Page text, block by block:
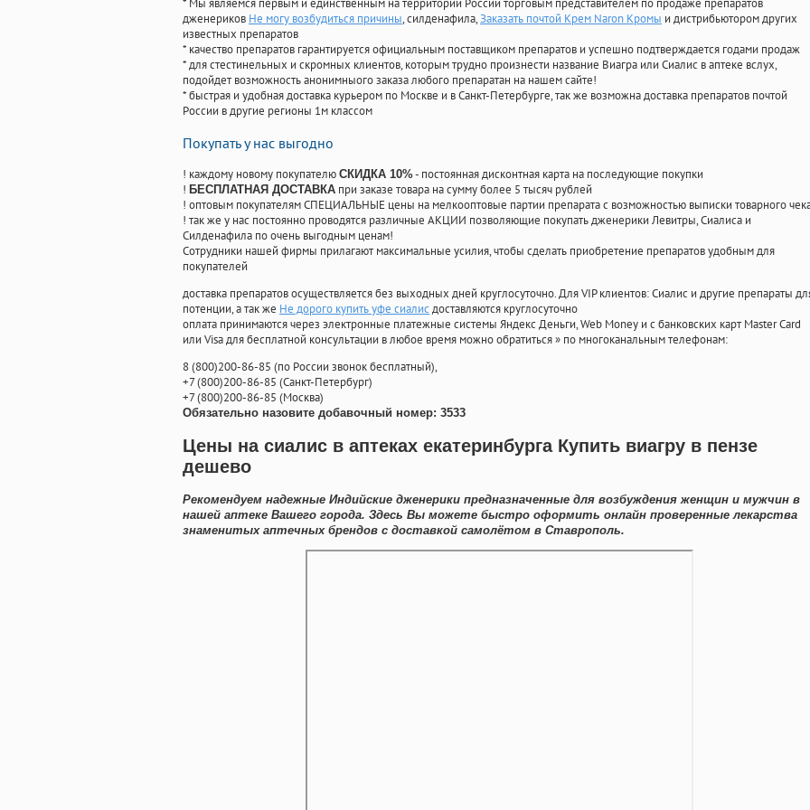
* Мы являемся первым и единственным на территории России торговым представителем по продаже препаратов
дженериков Не могу возбудиться причины, силденафила,Заказать почтой Крем Naron Кромы и дистрибьютором других
известных препаратов
* качество препаратов гарантируется официальным поставщиком препаратов и успешно подтверждается годами продаж
* для стестинельных и скромных клиентов, которым трудно произнести название Виагра или Сиалис в аптеке вслух,
подойдет возможность анонимныого заказа любого препаратан на нашем сайте!
* быстрая и удобная доставка курьером по Москве и в Санкт-Петербурге, так же возможна доставка препаратов почтой
России в другие регионы 1м классом
Покупать у нас выгодно
! каждому новому покупателю СКИДКА 10%- постоянная дисконтная карта на последующие покупки
! БЕСПЛАТНАЯ ДОСТАВКА при заказе товара на сумму более 5 тысяч рублей
! оптовым покупателям СПЕЦИАЛЬНЫЕ цены на мелкооптовые партии препарата с возможностью выписки товарного
! так же у нас постоянно проводятся различные АКЦИИ позволяющие покупать дженерики Левитры, Сиалиса и
Силденафила по очень выгодным ценам!
Cотрудники нашей фирмы прилагают максимальные усилия, чтобы сделать приобретение препаратов удобным для
покупателей
доставка препаратов осуществляется без выходных дней круглосуточно. Для VIP клиентов: Сиалис и другие препараты
потенции, а так же Не дорого купить уфе сиалисдоставляются круглосуточно
оплата принимаются через электронные платежные системы Яндекс Деньги, Web Money и с банковских карт Master Card
или Visa для бесплатной консультации в любое время можно обратиться» по многоканальным телефонам:
8(800)200-86-85 (по России звонок бесплатный),
+7(800)200-86-85 (Санкт-Петербург)
+7(800)200-86-85 (Москва)
Обязательно назовите добавочный номер: 3533
Цены на сиалис в аптеках екатеринбурга Купить виагру в пензе
дешево
Рекомендуем надежные Индийские дженерики предназначенные для возбуждения женщин и мужчин в
нашей аптеке Вашего города. Здесь Вы можете быстро оформить онлайн проверенные лекарства
знаменитых аптечных брендов с доставкой самолётом в Ставрополь.